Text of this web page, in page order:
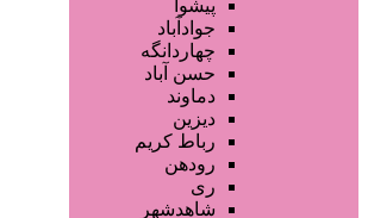
محصولات آرایشی
تجهیزات سالن زیبایی
محصولات پوست
محصولات مو
خدمات دندانپزشکی
سایر خدمات
پیشوا
جوادآباد
چهاردانگه
حسن آباد
دماوند
دیزین
رباط کریم
رودهن
ری
شاهدشهر